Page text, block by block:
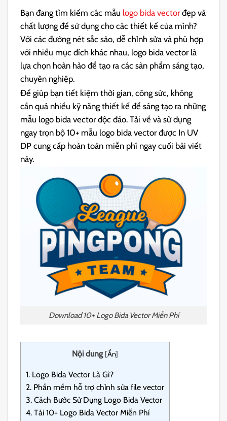
Bạn đang tìm kiếm các mẫu logo bida vectorđẹp và
chất lượng để sử dụng cho các thiết kế của mình?
Với các đường nét sắc sảo, dễ chỉnh sửa và phù hợp
với nhiều mục đích khác nhau, logo bida vector là
lựa chọn hoàn hảo để tạo ra các sản phẩm sáng tạo,
chuyên nghiệp.
Để giúp bạn tiết kiệm thời gian, công sức, không
cần quá nhiều kỹ năng thiết kế để sáng tạo ra những
mẫu logo bida vector độc đáo. Tải về và sử dụng
ngay trọn bộ 10+ mẫu logo bida vector được In UV
DP cung cấp hoàn toàn miễn phí ngay cuối bài viết
này.
Download 10+ Logo Bida Vector Miễn Phí
Nội dung [Ẩn]
1. Logo Bida Vector Là Gì?
2. Phần mềm hỗ trợ chỉnh sửa file vector
3. Cách Bước Sử Dụng Logo Bida Vector
4. Tải 10+ Logo Bida Vector Miễn Phí